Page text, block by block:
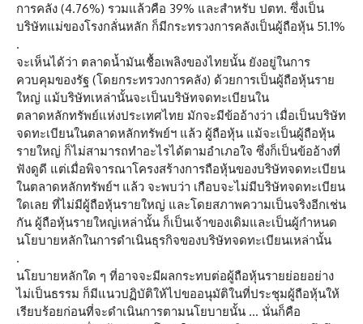
การคลัง (4.76%) รวมแล้วคือ 39% และสำหรับ ปตท. ซึ่งเป็น
บริษัทแม่ของโรงกลั่นหลัก ก็มีกระทรวงการคลังเป็นผู้ถือหุ้น 51.1%
.
จะเห็นได้ว่า ตลาดน้ำมันเชื้อเพลิงของไทยนั้น ยังอยู่ในการ
ควบคุมของรัฐ (โดยกระทรวงการคลัง) ด้วยการเป็นผู้ถือหุ้นราย
ใหญ่ แม้บริษัทเหล่านั้นจะเป็นบริษัทจดทะเบียนใน
ตลาดหลักทรัพย์แห่งประเทศไทย มักจะมีข้ออ้างว่า เมื่อเป็นบริษัท
จดทะเบียนในตลาดหลักทรัพย์ฯ แล้ว ผู้ถือหุ้น แม้จะเป็นผู้ถือหุ้น
รายใหญ่ ก็ไม่สามารถทำอะไรได้ตามอำเภอใจ ซึ่งก็เป็นข้ออ้างที่
ฟังดูดี แต่เมื่อพิจารณาโครงสร้างการถือหุ้นของบริษัทจดทะเบียน
ในตลาดหลักทรัพย์ฯ แล้ว จะพบว่า เกือบจะไม่มีบริษัทจดทะเบียน
ใดเลย ที่ไม่มีผู้ถือหุ้นรายใหญ่ และโดยสภาพความเป็นจริงอีกเช่น
กัน ผู้ถือหุ้นรายใหญ่เหล่านั้น ก็เป็นเจ้าของเดิมและเป็นผู้กำหนด
นโยบายหลักในการดำเนินธุรกิจของบริษัทจดทะเบียนเหล่านั้น
.
นโยบายหลักใด ๆ ที่อาจจะมีผลกระทบต่อผู้ถือหุ้นรายย่อยอย่าง
ไม่เป็นธรรม ก็มีแนวปฏิบัติให้ไปขออนุมัติในที่ประชุมผู้ถือหุ้นให้
เรียบร้อยก่อนที่จะดำเนินการตามนโยบายนั้น … นั่นก็คือ